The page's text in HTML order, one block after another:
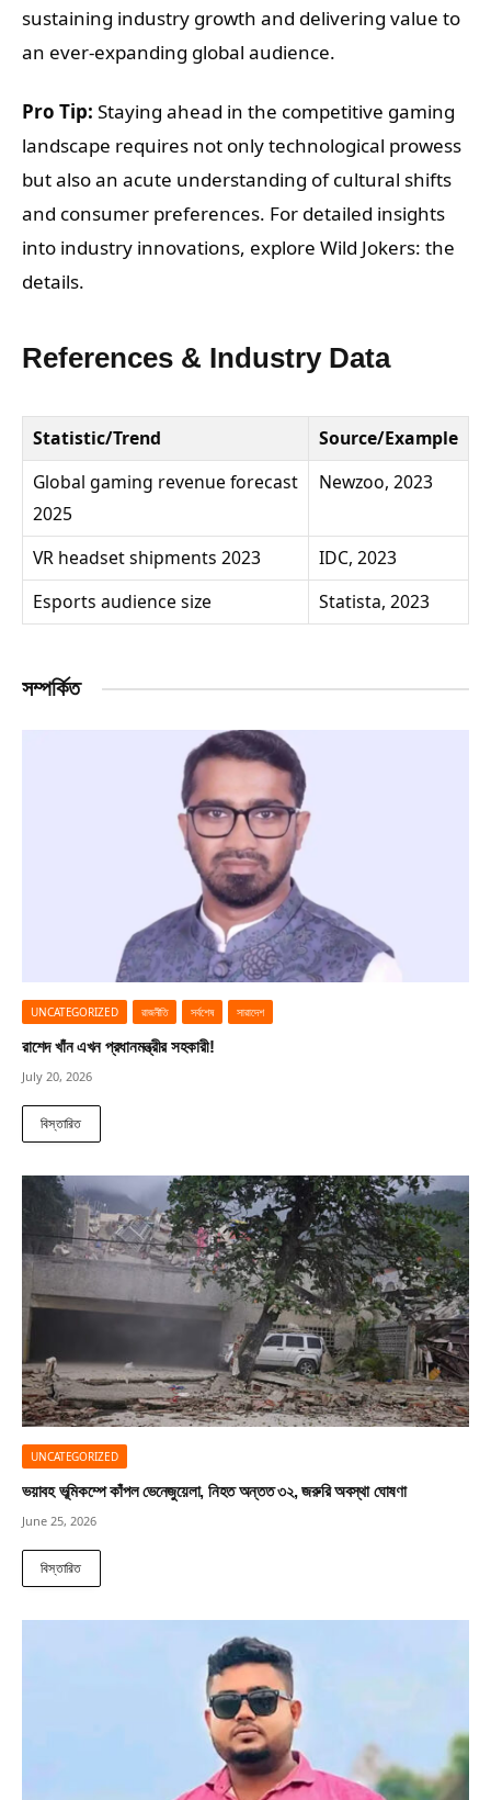
sustaining industry growth and delivering value to
an ever-expanding global audience.
Pro Tip: Staying ahead in the competitive gaming
landscape requires not only technological prowess
but also an acute understanding of cultural shifts
and consumer preferences. For detailed insights
into industry innovations, explore Wild Jokers: the
details.
References & Industry Data
Statistic/Trend
Source/Example
Global gaming revenue forecast
2025
Newzoo, 2023
VR headset shipments 2023
IDC, 2023
Esports audience size
Statista, 2023
সম্পর্কিত
UNCATEGORIZED রাজনীতি সর্বশেষ সারাদেশ
রাশেদ খাঁন এখন প্রধানমন্ত্রীর সহকারী!
July 20, 2026
বিস্তারিত
UNCATEGORIZED
ভয়াবহ ভূমিকম্পে কাঁপল ভেনেজুয়েলা, নিহত অন্তত ৩২, জরুরি অবস্থা ঘোষণা
June 25, 2026
বিস্তারিত